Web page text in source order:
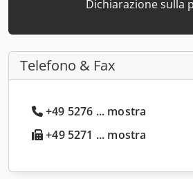
Dichiarazione sulla
Telefono & Fax
+49 5276 ... mostra
+49 5271 ... mostra